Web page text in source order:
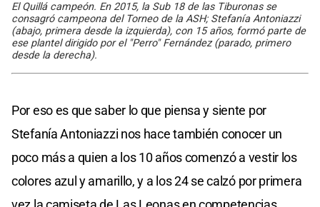
El Quillá campeón. En 2015, la Sub 18 de las Tiburonas se
consagró campeona del Torneo de la ASH; Stefanía Antoniazzi
(abajo, primera desde la izquierda), con 15 años, formó parte de
ese plantel dirigido por el "Perro" Fernández (parado, primero
desde la derecha).
Por eso es que saber lo que piensa y siente por
Stefanía Antoniazzi nos hace también conocer un
poco más a quien a los 10 años comenzó a vestir los
colores azul y amarillo, y a los 24 se calzó por primera